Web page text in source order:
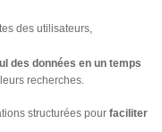
des utilisateurs,
des données en un temps
recherches.
structurées pour faciliter